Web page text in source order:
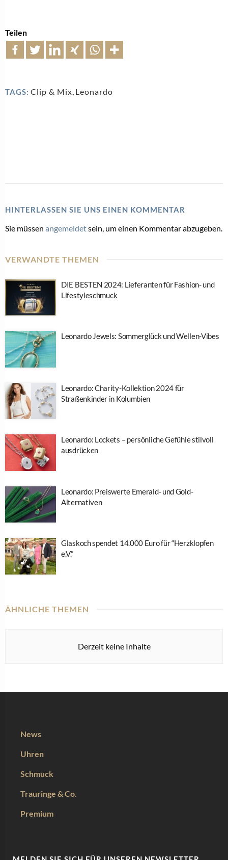
Teilen
TAGS: Clip & Mix, Leonardo
HINTERLASSEN SIE UNS EINEN KOMMENTAR
Sie müssen angemeldetsein, um einen Kommentar abzugeben.
VERWANDTE THEMEN
DIE BESTEN 2024: Lieferanten für Fashion- und
Lifestyleschmuck
Leonardo Jewels: Sommerglück und Wellen-Vibes
Leonardo: Charity-Kollektion 2024 für
Straßenkinder in Kolumbien
Leonardo: Lockets – persönliche Gefühle stilvoll
ausdrücken
Leonardo: Preiswerte Emerald- und Gold-
Alternativen
Glaskoch spendet 14.000 Euro für “Herzklopfen
e.V.”
ÄHNLICHE THEMEN
Derzeit keine Inhalte
News
Uhren
Schmuck
Trauringe & Co.
Premium